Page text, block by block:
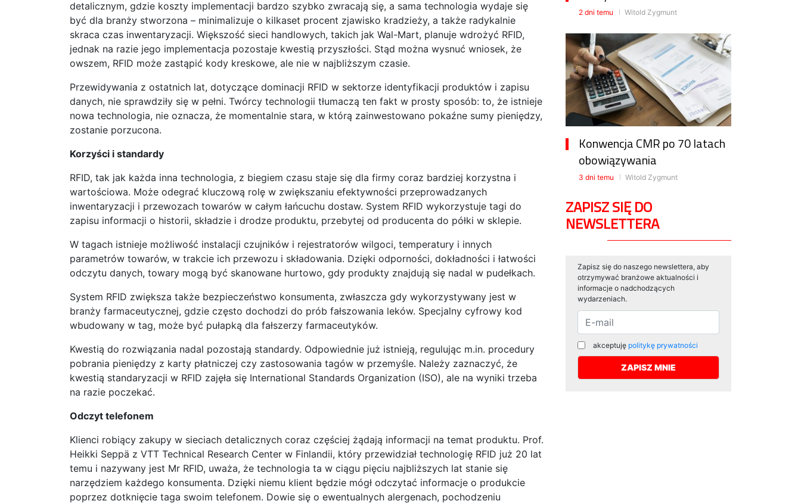
detalicznym, gdzie koszty implementacji bardzo szybko zwracają się, a sama technologia wydaje się
być dla branży stworzona – minimalizuje o kilkaset procent zjawisko kradzieży, a także radykalnie
skraca czas inwentaryzacji. Większość sieci handlowych, takich jak Wal-Mart, planuje wdrożyć RFID,
jednak na razie jego implementacja pozostaje kwestią przyszłości. Stąd można wysnuć wniosek, że
owszem, RFID może zastąpić kody kreskowe, ale nie w najbliższym czasie.
Przewidywania z ostatnich lat, dotyczące dominacji RFID w sektorze identyfikacji produktów i zapisu
danych, nie sprawdziły się w pełni. Twórcy technologii tłumaczą ten fakt w prosty sposób: to, że istnieje
nowa technologia, nie oznacza, że momentalnie stara, w którą zainwestowano pokaźne sumy pieniędzy,
zostanie porzucona.
Korzyści i standardy
RFID, tak jak każda inna technologia, z biegiem czasu staje się dla firmy coraz bardziej korzystna i
wartościowa. Może odegrać kluczową rolę w zwiększaniu efektywności przeprowadzanych
inwentaryzacji i przewozach towarów w całym łańcuchu dostaw. System RFID wykorzystuje tagi do
zapisu informacji o historii, składzie i drodze produktu, przebytej od producenta do półki w sklepie.
W tagach istnieje możliwość instalacji czujników i rejestratorów wilgoci, temperatury i innych
parametrów towarów, w trakcie ich przewozu i składowania. Dzięki odporności, dokładności i łatwości
odczytu danych, towary mogą być skanowane hurtowo, gdy produkty znajdują się nadal w pudełkach.
System RFID zwiększa także bezpieczeństwo konsumenta, zwłaszcza gdy wykorzystywany jest w
branży farmaceutycznej, gdzie często dochodzi do prób fałszowania leków. Specjalny cyfrowy kod
wbudowany w tag, może być pułapką dla fałszerzy farmaceutyków.
Kwestią do rozwiązania nadal pozostają standardy. Odpowiednie już istnieją, regulując m.in. procedury
pobrania pieniędzy z karty płatniczej czy zastosowania tagów w przemyśle. Należy zaznaczyć, że
kwestią standaryzacji w RFID zajęła się International Standards Organization (ISO), ale na wyniki trzeba
na razie poczekać.
Odczyt telefonem
Klienci robiący zakupy w sieciach detalicznych coraz częściej żądają informacji na temat produktu. Prof.
Heikki Seppä z VTT Technical Research Center w Finlandii, który przewidział technologię RFID już 20 lat
temu i nazywany jest Mr RFID, uważa, że technologia ta w ciągu pięciu najbliższych lat stanie się
narzędziem każdego konsumenta. Dzięki niemu klient będzie mógł odczytać informacje o produkcie
poprzez dotknięcie taga swoim telefonem. Dowie się o ewentualnych alergenach, pochodzeniu
2 dni temu Witold Zygmunt
Konwencja CMR po 70 latach
obowiązywania
3 dni temu Witold Zygmunt
ZAPISZ SIĘ DO
NEWSLETTERA
Zapisz się do naszego newslettera, aby
otrzymywać branżowe aktualności i
informacje o nadchodzących
wydarzeniach.
akceptuję politykę prywatności